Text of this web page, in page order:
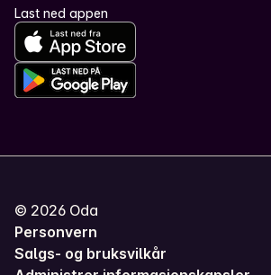
Last ned appen
© 2026 Oda
Personvern
Salgs- og bruksvilkår